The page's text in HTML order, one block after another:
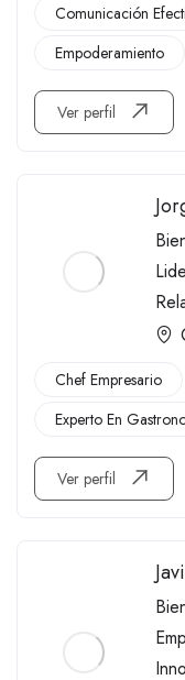
Comunicación
Empoderamiento
Ver perfil
Chef Empresario
Experto En
Ver perfil